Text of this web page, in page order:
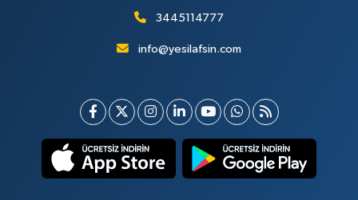
3445114777
info@yesilafsin.com